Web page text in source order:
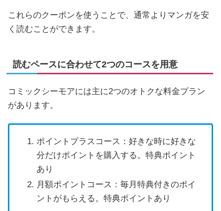
これらのクーポンを使うことで、通常よりマンガを安
く読むことができます。
読むペースに合わせて2つのコースを用意
コミックシーモアには主に2つのオトクな料金プラン
があります。
ポイントプラスコース：好きな時に好きな
分だけポイントを購入する。特典ポイント
あり
月額ポイントコース：毎月特典付きのポイ
ントがもらえる。特典ポイントあり